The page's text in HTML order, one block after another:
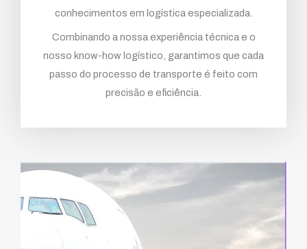
conhecimentos em logística especializada.
Combinando a nossa experiência técnica e o
nosso know-how logístico, garantimos que cada
passo do processo de transporte é feito com
precisão e eficiência.